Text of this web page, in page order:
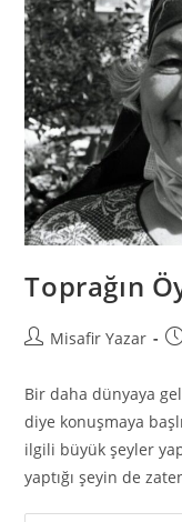
Toprağın
Misafir Yazar
Bir daha dünyaya
diye konuşmaya
ilgili büyük şeyler
yaptığı şeyin de